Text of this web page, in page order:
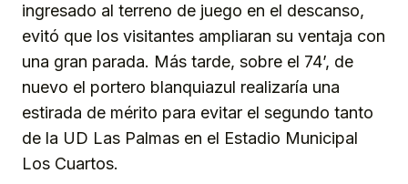
ingresado al terreno de juego en el descanso,
evitó que los visitantes ampliaran su ventaja con
una gran parada. Más tarde, sobre el 74’, de
nuevo el portero blanquiazul realizaría una
estirada de mérito para evitar el segundo tanto
de la UD Las Palmas en el Estadio Municipal
Los Cuartos.